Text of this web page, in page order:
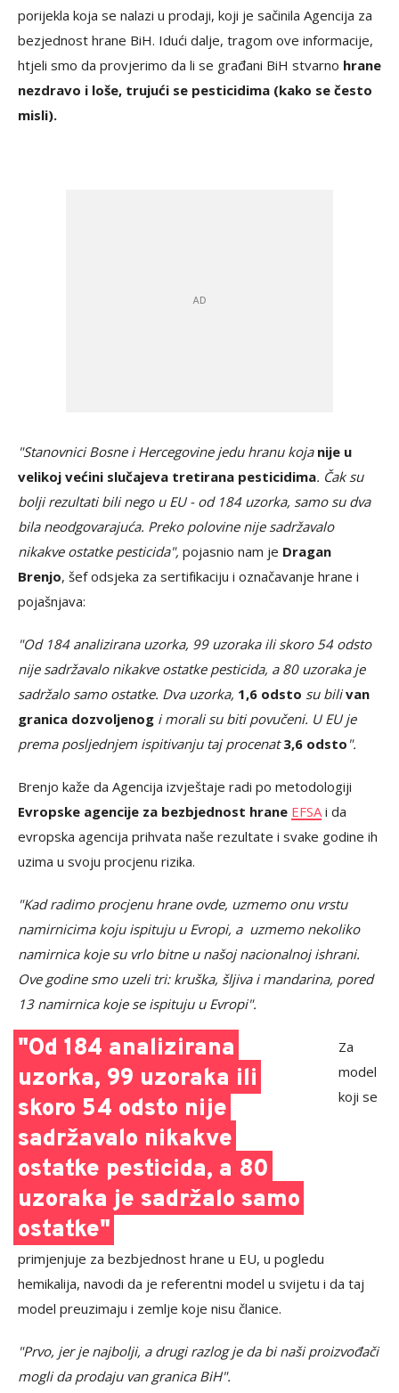
porijekla koja se nalazi u prodaji, koji je sačinila Agencija za
bezjednost hrane BiH. Idući dalje, tragom ove informacije,
htjeli smo da provjerimo da li se građani BiH stvarno hrane
nezdravo i loše, trujući se pesticidima (kako se često
misli).
"Stanovnici Bosne i Hercegovine jedu hranu kojanije u
velikoj većini slučajeva tretirana pesticidima. Čak su
bolji rezultati bili nego u EU - od 184 uzorka, samo su dva
bila neodgovarajuća. Preko polovine nije sadržavalo
nikakve ostatke pesticida", pojasnio nam je Dragan
Brenjo, šef odsjeka za sertifikaciju i označavanje hrane i
pojašnjava:
"Od 184 analizirana uzorka, 99 uzoraka ili skoro 54 odsto
nije sadržavalo nikakve ostatke pesticida, a 80 uzoraka je
sadržalo samo ostatke. Dva uzorka, 1,6 odsto su bilivan
granica dozvoljenog i morali su biti povučeni. U EU je
prema posljednjem ispitivanju taj procenat3,6 odsto ".
Brenjo kaže da Agencija izvještaje radi po metodologiji
Evropske agencije za bezbjednost hrane EFSA i da
evropska agencija prihvata naše rezultate i svake godine ih
uzima u svoju procjenu rizika.
"Kad radimo procjenu hrane ovde, uzmemo onu vrstu
namirnicima koju ispituju u Evropi, a uzmemo nekoliko
namirnica koje su vrlo bitne u našoj nacionalnoj ishrani.
Ove godine smo uzeli tri: kruška, šljiva i mandarina, pored
13 namirnica koje se ispituju u Evropi".
"Od 184 analizirana
uzorka, 99 uzoraka ili
skoro 54 odsto nije
sadržavalo nikakve
ostatke pesticida, a 80
uzoraka je sadržalo samo
ostatke"
Za
model
koji se
primjenjuje za bezbjednost hrane u EU, u pogledu
hemikalija, navodi da je referentni model u svijetu i da taj
model preuzimaju i zemlje koje nisu članice.
"Prvo, jer je najbolji, a drugi razlog je da bi naši proizvođači
mogli da prodaju van granica BiH".